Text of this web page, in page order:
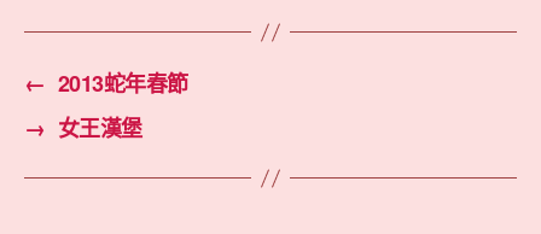
← 2013蛇年春節
→ 女王漢堡